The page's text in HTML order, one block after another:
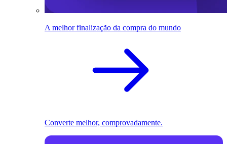
A melhor finalização da compra do mundo
Converte melhor, comprovadamente.